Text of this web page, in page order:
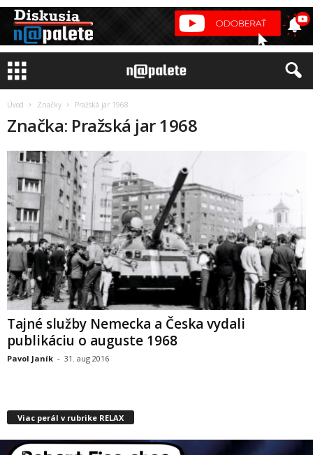
Úvod Značky Pražská jar 1968
Značka: Pražská jar 1968
Tajné služby Nemecka a Česka vydali
publikáciu o auguste 1968
Pavol Janík - 31. aug 2016
Viac perál v rubrike RELAX